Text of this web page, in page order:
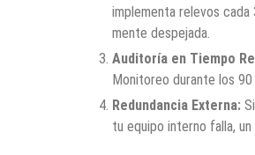
implementa relevos
mente despejada.
Auditoría en Tiempo
Monitoreo durante los
Redundancia Externa:
tu equipo interno falla,